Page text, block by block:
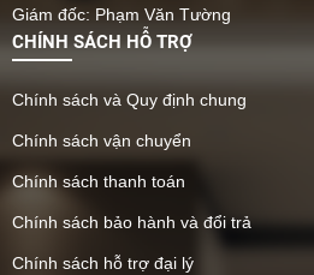
Giám đốc: Phạm Văn Tường
CHÍNH SÁCH HỖ TRỢ
Chính sách và Quy định chung
Chính sách vận chuyển
Chính sách thanh toán
Chính sách bảo hành và đổi trả
Chính sách hỗ trợ đại lý